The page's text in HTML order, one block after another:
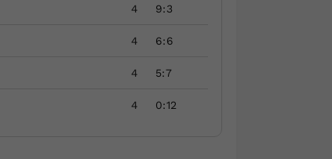
4 9:3
4 6:6
4 5:7
4 0:12